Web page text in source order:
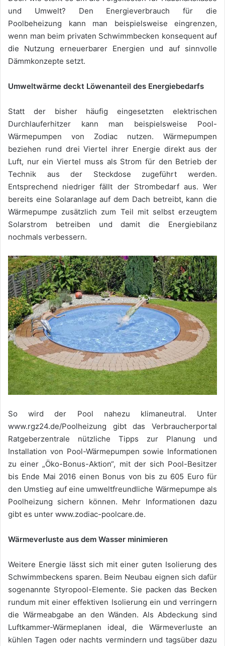
und Umwelt? Den Energieverbrauch für die
Poolbeheizung kann man beispielsweise eingrenzen,
wenn man beim privaten Schwimmbecken konsequent auf
die Nutzung erneuerbarer Energien und auf sinnvolle
Dämmkonzepte setzt.
Umweltwärme deckt Löwenanteil des Energiebedarfs
Statt der bisher häufig eingesetzten elektrischen
Durchlauferhitzer kann man beispielsweise Pool-
Wärmepumpen von Zodiac nutzen. Wärmepumpen
beziehen rund drei Viertel ihrer Energie direkt aus der
Luft, nur ein Viertel muss als Strom für den Betrieb der
Technik aus der Steckdose zugeführt werden.
Entsprechend niedriger fällt der Strombedarf aus. Wer
bereits eine Solaranlage auf dem Dach betreibt, kann die
Wärmepumpe zusätzlich zum Teil mit selbst erzeugtem
Solarstrom betreiben und damit die Energiebilanz
nochmals verbessern.
So wird der Pool nahezu klimaneutral. Unter
www.rgz24.de/Poolheizung gibt das Verbraucherportal
Ratgeberzentrale nützliche Tipps zur Planung und
Installation von Pool-Wärmepumpen sowie Informationen
zu einer „Öko-Bonus-Aktion“, mit der sich Pool-Besitzer
bis Ende Mai 2016 einen Bonus von bis zu 605 Euro für
den Umstieg auf eine umweltfreundliche Wärmepumpe als
Poolheizung sichern können. Mehr Informationen dazu
gibt es unter www.zodiac-poolcare.de.
Wärmeverluste aus dem Wasser minimieren
Weitere Energie lässt sich mit einer guten Isolierung des
Schwimmbeckens sparen. Beim Neubau eignen sich dafür
sogenannte Styropool-Elemente. Sie packen das Becken
rundum mit einer effektiven Isolierung ein und verringern
die Wärmeabgabe an den Wänden. Als Abdeckung sind
Luftkammer-Wärmeplanen ideal, die Wärmeverluste an
kühlen Tagen oder nachts vermindern und tagsüber dazu